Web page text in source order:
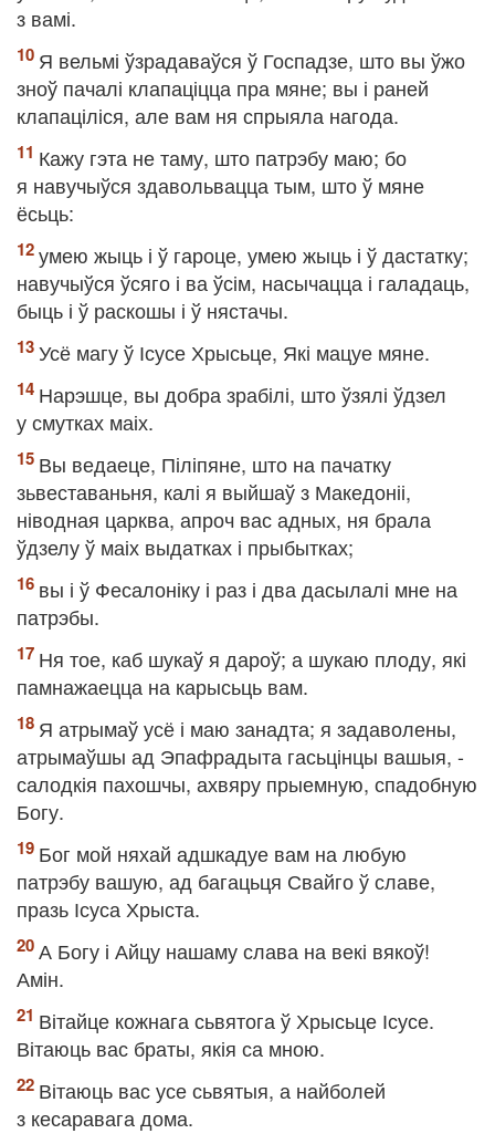
з вамі.
Я вельмі ўзрадаваўся ў Госпадзе, што вы ўжо
зноў пачалі клапаціцца пра мяне; вы і раней
клапаціліся, але вам ня спрыяла нагода.
Кажу гэта не таму, што патрэбу маю; бо
я навучыўся здавольвацца тым, што ў мяне
ёсьць:
умею жыць і ў гароце, умею жыць і ў дастатку;
навучыўся ўсяго і ва ўсім, насычацца і галадаць,
быць і ў раскошы і ў нястачы.
Усё магу ў Ісусе Хрысьце, Які мацуе мяне.
Нарэшце, вы добра зрабілі, што ўзялі ўдзел
у смутках маіх.
Вы ведаеце, Піліпяне, што на пачатку
зьвеставаньня, калі я выйшаў з Македоніі,
ніводная царква, апроч вас адных, ня брала
ўдзелу ў маіх выдатках і прыбытках;
вы і ў Фесалоніку і раз і два дасылалі мне на
патрэбы.
Ня тое, каб шукаў я дароў; а шукаю плоду, які
памнажаецца на карысьць вам.
Я атрымаў усё і маю занадта; я задаволены,
атрымаўшы ад Эпафрадыта гасьцінцы вашыя, -
салодкія пахошчы, ахвяру прыемную, спадобную
Богу.
Бог мой няхай адшкадуе вам на любую
патрэбу вашую, ад багацьця Свайго ў славе,
празь Ісуса Хрыста.
А Богу і Айцу нашаму слава на векі вякоў!
Амін.
Вітайце кожнага сьвятога ў Хрысьце Ісусе.
Вітаюць вас браты, якія са мною.
Вітаюць вас усе сьвятыя, а найболей
з кесаравага дома.